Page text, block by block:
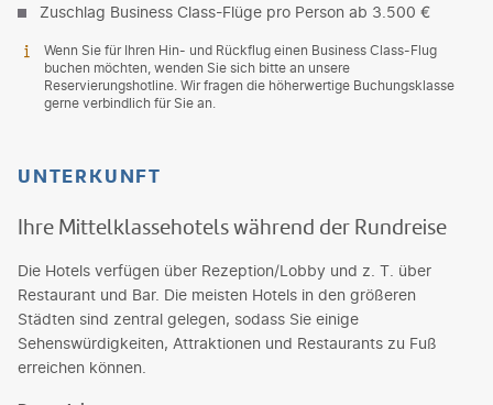
Zuschlag Business Class-Flüge pro Person ab 3.500 €
Wenn Sie für Ihren Hin- und Rückflug einen Business Class-Flug
buchen möchten, wenden Sie sich bitte an unsere
Reservierungshotline. Wir fragen die höherwertige Buchungsklasse
gerne verbindlich für Sie an.
UNTERKUNFT
Ihre Mittelklassehotels während der Rundreise
Die Hotels verfügen über Rezeption/Lobby und z. T. über
Restaurant und Bar. Die meisten Hotels in den größeren
Städten sind zentral gelegen, sodass Sie einige
Sehenswürdigkeiten, Attraktionen und Restaurants zu Fuß
erreichen können.